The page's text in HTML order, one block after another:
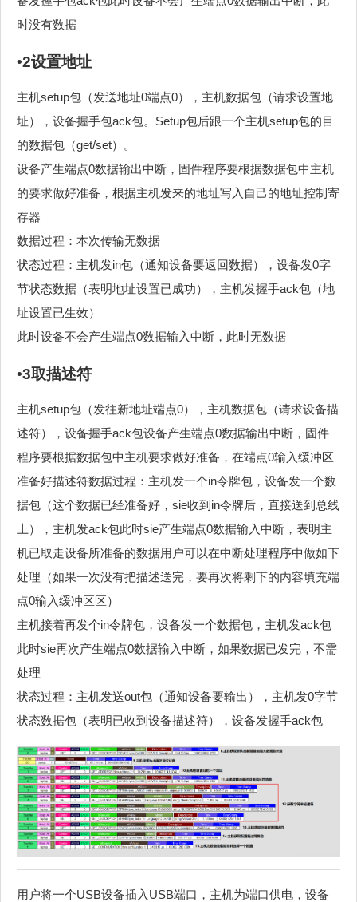
时没有数据
•2设置地址
主机setup包（发送地址0端点0），主机数据包（请求设置地
址），设备握手包ack包。Setup包后跟一个主机setup包的目
的数据包（get/set）。
设备产生端点0数据输出中断，固件程序要根据数据包中主机
的要求做好准备，根据主机发来的地址写入自己的地址控制寄
存器
数据过程：本次传输无数据
状态过程：主机发in包（通知设备要返回数据），设备发0字
节状态数据（表明地址设置已成功），主机发握手ack包（地
址设置已生效）
此时设备不会产生端点0数据输入中断，此时无数据
•3取描述符
主机setup包（发往新地址端点0），主机数据包（请求设备描
述符），设备握手ack包设备产生端点0数据输出中断，固件
程序要根据数据包中主机要求做好准备，在端点0输入缓冲区
准备好描述符数据过程：主机发一个in令牌包，设备发一个数
据包（这个数据已经准备好，sie收到in令牌后，直接送到总线
上），主机发ack包此时sie产生端点0数据输入中断，表明主
机已取走设备所准备的数据用户可以在中断处理程序中做如下
处理（如果一次没有把描述送完，要再次将剩下的内容填充端
点0输入缓冲区区）
主机接着再发个in令牌包，设备发一个数据包，主机发ack包
此时sie再次产生端点0数据输入中断，如果数据已发完，不需
处理
状态过程：主机发送out包（通知设备要输出），主机发0字节
状态数据包（表明已收到设备描述符），设备发握手ack包
用户将一个USB设备插入USB端口，主机为端口供电，设备